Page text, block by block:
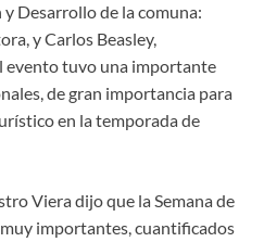
Desarrollo de la comuna:
y Carlos Beasley,
evento tuvo una importante
de gran importancia para
en la temporada de
Viera dijo que la Semana de
importantes, cuantificados